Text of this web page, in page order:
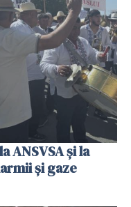
ANSVSA și la
și gaze